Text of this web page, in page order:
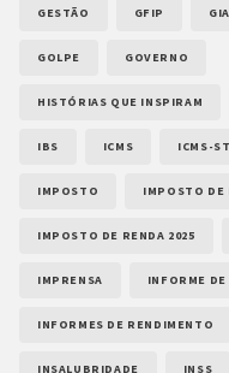
GESTÃO GFIP GIA
GOLPE GOVERNO
HISTÓRIAS QUE INSPIRAM
IBS ICMS ICMS-ST
IMPOSTO IMPOSTO DE
IMPOSTO DE RENDA 2025
IMPRENSA INFORME
INFORMES DE RENDIMENTO
INSALUBRIDADE INSS